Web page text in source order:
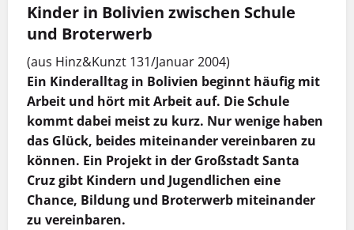
Kinder in Bolivien zwischen Schule
und Broterwerb
(aus Hinz&Kunzt 131/Januar 2004)
Ein Kinderalltag in Bolivien beginnt häufig mit
Arbeit und hört mit Arbeit auf. Die Schule
kommt dabei meist zu kurz. Nur wenige haben
das Glück, beides miteinander vereinbaren zu
können. Ein Projekt in der Großstadt Santa
Cruz gibt Kindern und Jugendlichen eine
Chance, Bildung und Broterwerb miteinander
zu vereinbaren.